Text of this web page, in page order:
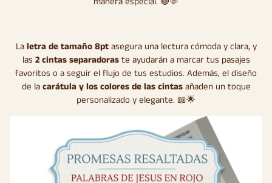
Laletra de tamaño 8ptasegura una lectura cómoda y clara, y
las 2 cintas separadoraste ayudarán a marcar tus pasajes
favoritos o a seguir el flujo de tus estudios. Además, el diseño
de lacarátula y los colores de las cintasañaden un toque
personalizado y elegante. 📖🌟